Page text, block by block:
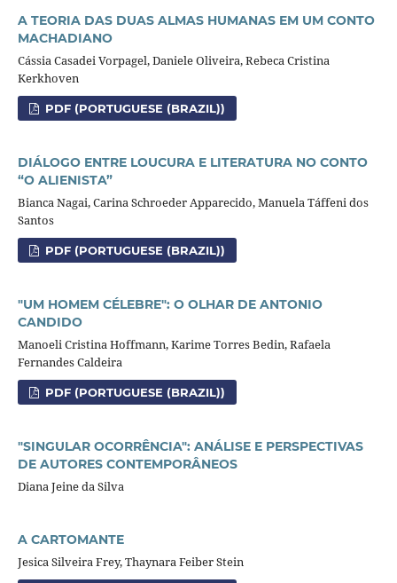
A TEORIA DAS DUAS ALMAS HUMANAS EM UM CONTO
MACHADIANO
Cássia Casadei Vorpagel, Daniele Oliveira, Rebeca Cristina
Kerkhoven
PDF (PORTUGUESE (BRAZIL))
DIÁLOGO ENTRE LOUCURA E LITERATURA NO CONTO
“O ALIENISTA”
Bianca Nagai, Carina Schroeder Apparecido, Manuela Táffeni dos
Santos
PDF (PORTUGUESE (BRAZIL))
"UM HOMEM CÉLEBRE": O OLHAR DE ANTONIO
CANDIDO
Manoeli Cristina Hoffmann, Karime Torres Bedin, Rafaela
Fernandes Caldeira
PDF (PORTUGUESE (BRAZIL))
"SINGULAR OCORRÊNCIA": ANÁLISE E PERSPECTIVAS
DE AUTORES CONTEMPORÂNEOS
Diana Jeine da Silva
A CARTOMANTE
Jesica Silveira Frey, Thaynara Feiber Stein